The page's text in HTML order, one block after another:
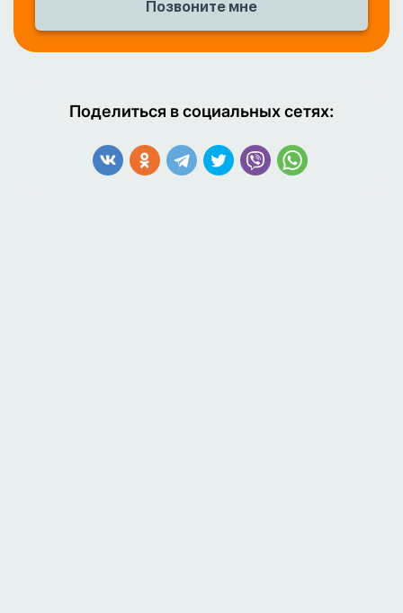
Поделиться в социальных сетях: